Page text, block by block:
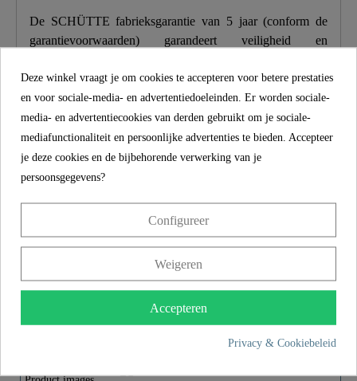
De SCHÜTTE fabrieksgarantie van 5 jaar (conform de
garantievoorwaarden) garandeert veiligheid en
benadrukt de toewijding aan vertrouwen en kwaliteit bij
elke aankoop.
Productkenmerken
Montagehandleiding
MEER INFORMATIE
Deze winkel vraagt je om cookies te accepteren voor betere prestaties
en voor sociale-media- en advertentiedoeleinden. Er worden sociale-
media- en advertentiecookies van derden gebruikt om je sociale-
mediafunctionaliteit en persoonlijke advertenties te bieden. Accepteer
je deze cookies en de bijbehorende verwerking van je
persoonsgegevens?
Configureer
Weigeren
Accepteren
Privacy & Cookiebeleid